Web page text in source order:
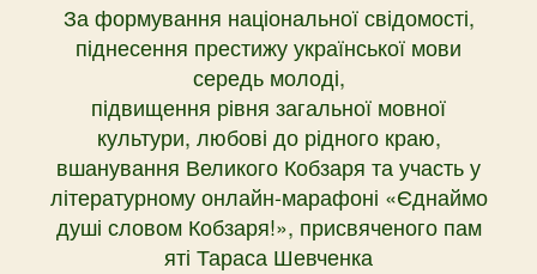
За формування національної свідомості,
піднесення престижу української мови
середь молоді,
підвищення рівня загальної мовної
культури, любові до рідного краю,
вшанування Великого Кобзаря та участь у
літературному онлайн-марафоні «Єднаймо
душі словом Кобзаря!», присвяченого пам
яті Тараса Шевченка